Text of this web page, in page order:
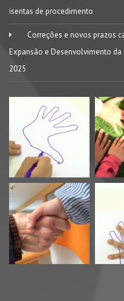
isentas de procedimento
Correções e novos prazos
Expansão e Desenvolvimento da
2025